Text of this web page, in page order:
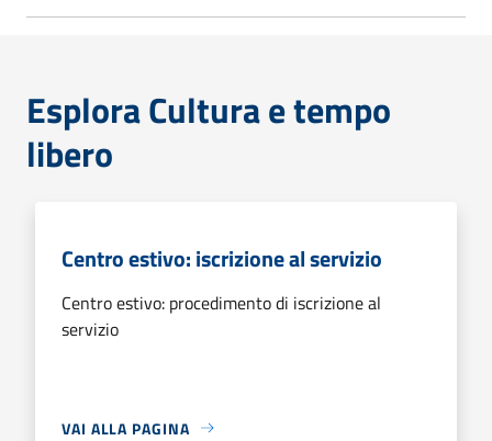
Esplora Cultura e tempo
libero
Centro estivo: iscrizione al servizio
Centro estivo: procedimento di iscrizione al
servizio
VAI ALLA PAGINA